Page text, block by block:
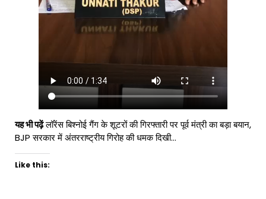
यह भी पढ़ेंलॉरेंस बिश्नोई गैंग के शूटरों की गिरफ्तारी पर पूर्व मंत्री का बड़ा बयान,
BJP सरकार में अंतरराष्ट्रीय गिरोह की धमक दिखी…
Like this: